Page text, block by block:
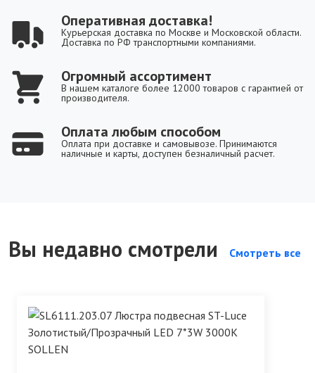
Оперативная доставка!
Курьерская доставка по Москве и Московской области.
Доставка по РФ транспортными компаниями.
Огромный ассортимент
В нашем каталоге более 12000 товаров с гарантией от
производителя.
Оплата любым способом
Оплата при доставке и самовывозе. Принимаются
наличные и карты, доступен безналичный расчет.
Вы недавно смотрели Смотреть все